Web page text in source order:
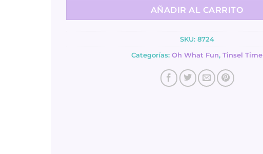
AÑADIR AL CARRITO
SKU: 8724
Categorías: Oh What Fun, Tinsel Time